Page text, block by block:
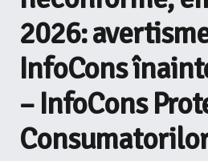
2026:
InfoCons
– InfoCons